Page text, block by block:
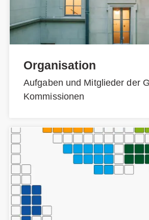
Organisation
Aufgaben und Mitglieder der
Kommissionen